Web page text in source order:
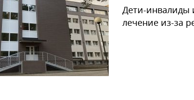
Дети-инвалиды
лечение из-за